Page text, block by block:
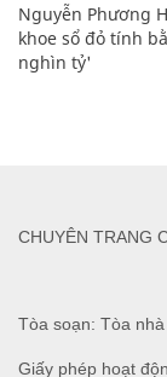
Nguyễn Phương
khoe sổ đỏ tính
nghìn tỷ'
Tòa soạn: Tòa
Giấy phép hoạt
CHUYÊN TRANG